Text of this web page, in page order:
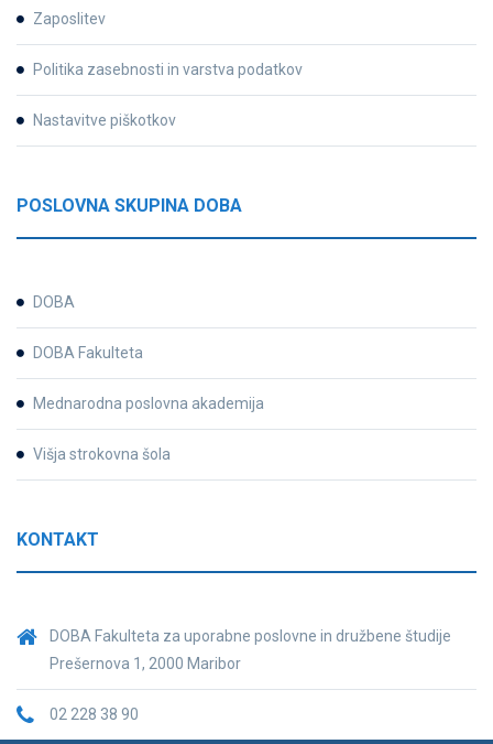
Zaposlitev
Politika zasebnosti in varstva podatkov
Nastavitve piškotkov
POSLOVNA SKUPINA DOBA
DOBA
DOBA Fakulteta
Mednarodna poslovna akademija
Višja strokovna šola
KONTAKT
DOBA Fakulteta za uporabne poslovne in družbene študije
Prešernova 1, 2000 Maribor
02 228 38 90